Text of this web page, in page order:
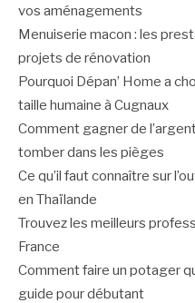
vos aménagements
Menuiserie macon : les
projets de rénovation
Pourquoi Dépan’ Home a
taille humaine à Cugnaux
Comment gagner de
tomber dans les pièges
Ce qu’il faut connaître sur
en Thaïlande
Trouvez les meilleurs
France
Comment faire un potager
guide pour débutant